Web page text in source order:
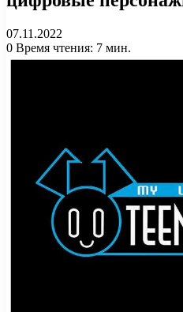
07.11.2022
0 Время чтения: 7 мин.